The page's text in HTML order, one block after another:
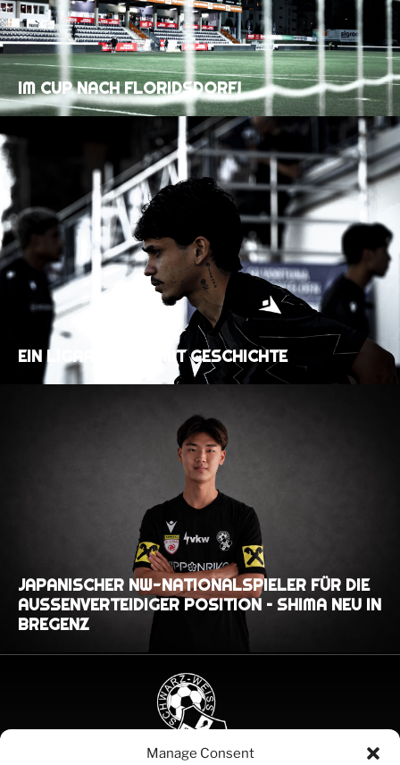
Manage Consent
IM CUP NACH FLORIDSDORF!
EIN LIGAAUFTAKT MIT GESCHICHTE
JAPANISCHER NW-NATIONALSPIELER FÜR DIE
AUSSENVERTEIDIGER POSITION – SHIMA NEU IN B
REGENZ